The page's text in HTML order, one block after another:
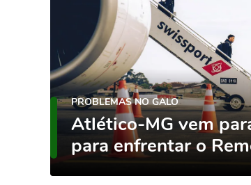
PROBLEMAS NO GALO
Atlético-MG vem
para enfrentar o